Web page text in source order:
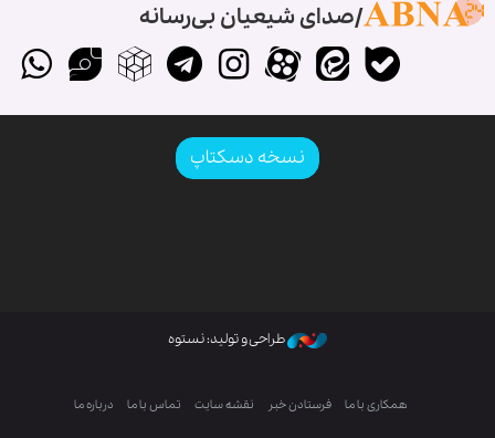
صدای شیعیان بی‌رسانه
نسخه دسکتاپ
طراحی و تولید: نستوه
همکاری با ما فرستادن خبر نقشه سایت تماس با ما درباره ما